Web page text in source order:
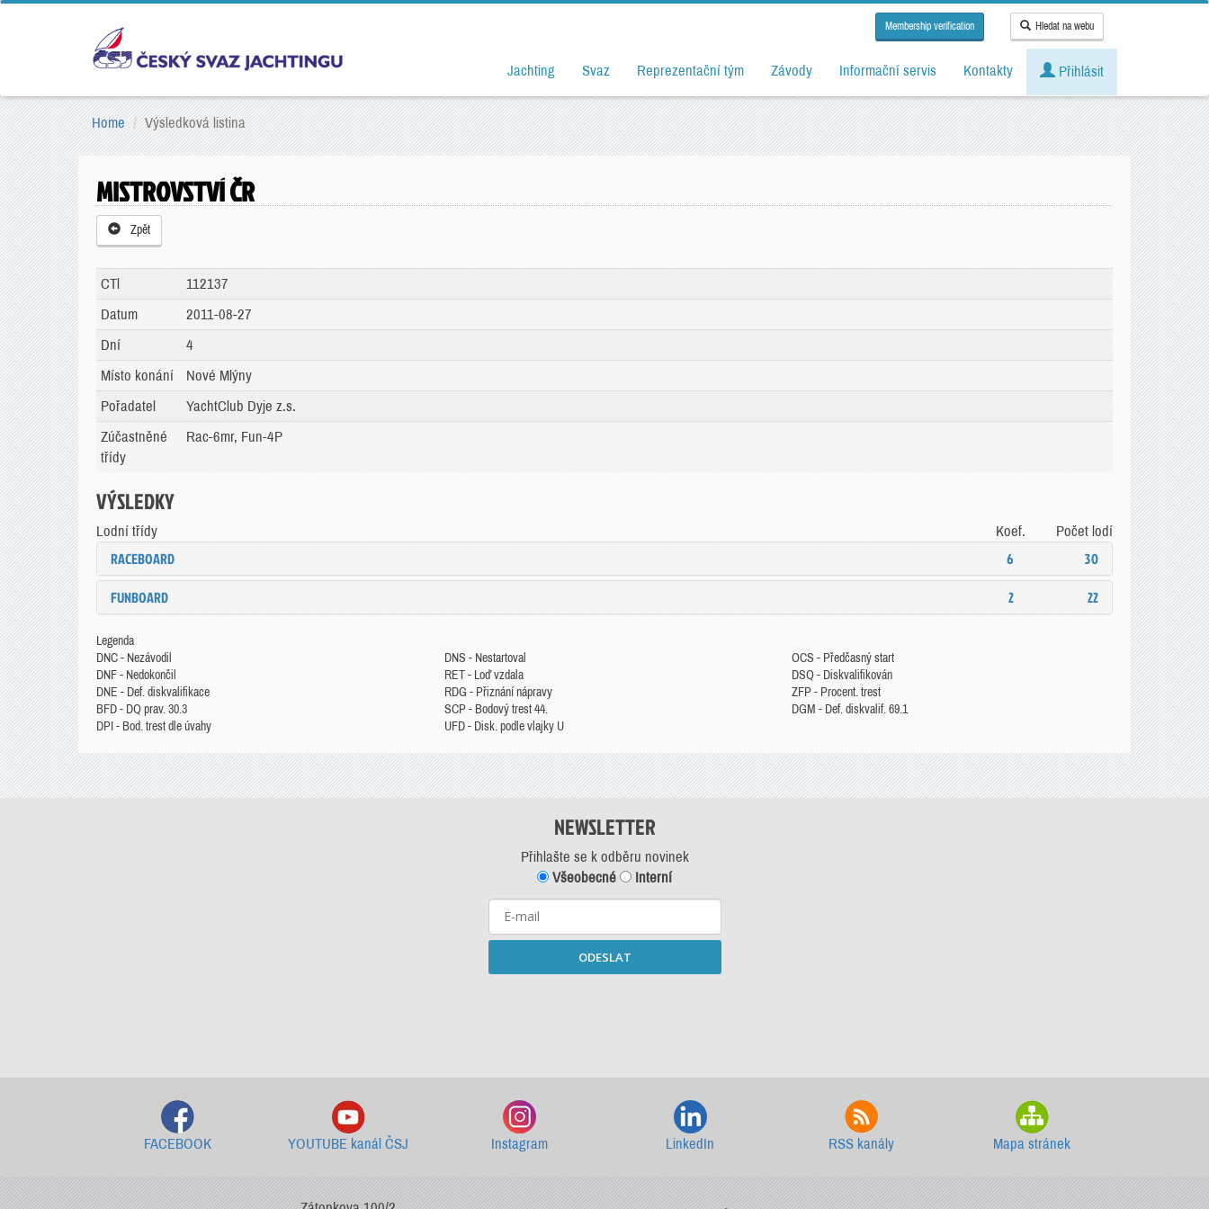
Membership verification Hledat na webu
Jachting Svaz Reprezentační tým Závody Informační servis Kontakty Přihlásit
Home Výsledková listina
MISTROVSTVÍ ČR
Zpět
CTl
112137
Datum
2011-08-27
Dní
4
Místo konání
Nové Mlýny
Pořadatel
YachtClub Dyje z.s.
Zúčastněné
třídy
Rac-6mr, Fun-4P
VÝSLEDKY
Lodní třídy Koef. Počet lodí
RACEBOARD 6
30
FUNBOARD
2 22
Legenda
DNC - Nezávodil
DNF - Nedokončil
DNE - Def. diskvalifikace
BFD - DQ prav. 30.3
DPI - Bod. trest dle úvahy
DNS - Nestartoval
RET - Loď vzdala
RDG - Přiznání nápravy
SCP - Bodový trest 44.
UFD - Disk. podle vlajky U
OCS - Předčasný start
DSQ - Diskvalifikován
ZFP - Procent. trest
DGM - Def. diskvalif. 69.1
NEWSLETTER
Přihlašte se k odběru novinek
Všeobecné
Interní
ODESLAT
FACEBOOK YOUTUBE kanál ČSJ Instagram LinkedIn RSS kanály Mapa stránek